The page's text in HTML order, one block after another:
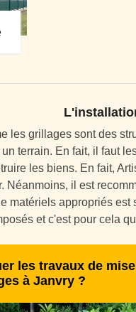
les grillages sont des
terrain. En fait, il faut
les biens. En fait,
Néanmoins, il est
matériels appropriés est
et c'est pour cela
les travaux de
à Janvry ?